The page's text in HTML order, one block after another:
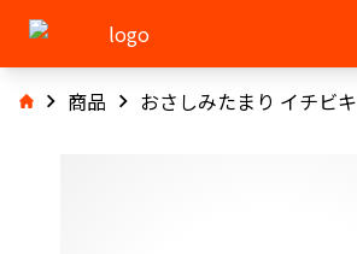
商品 おさしみたまり イチビキ